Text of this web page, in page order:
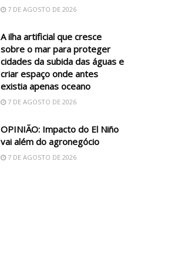
7 DE AGOSTO DE 2026
A ilha artificial que cresce
sobre o mar para proteger
cidades da subida das águas e
criar espaço onde antes
existia apenas oceano
7 DE AGOSTO DE 2026
OPINIÃO: Impacto do El Niño
vai além do agronegócio
7 DE AGOSTO DE 2026